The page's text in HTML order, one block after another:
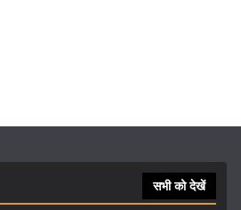
सभी को देखें